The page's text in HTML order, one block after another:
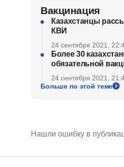
Вакцинация
Казахстанцы
КВИ
24 сентября 2021,
Более 30
обязательной
24 сентября 2021,
Больше по этой теме
Нашли ошибку в